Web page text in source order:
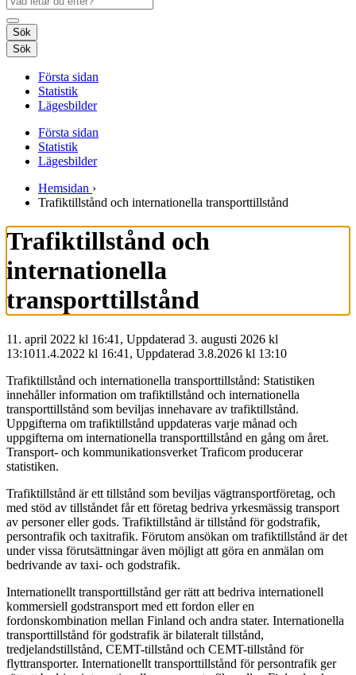
Sök
Sök
Första sidan
Statistik
Lägesbilder
Första sidan
Statistik
Lägesbilder
Hemsidan ›
Trafiktillstånd och internationella transporttillstånd
Trafiktillstånd och
internationella
transporttillstånd
11. april 2022 kl 16:41, Uppdaterad 3. augusti 2026 kl
13:1011.4.2022 kl 16:41 , Uppdaterad 3.8.2026 kl 13:10
Trafiktillstånd och internationella transporttillstånd: Statistiken
innehåller information om trafiktillstånd och internationella
transporttillstånd som beviljas innehavare av trafiktillstånd.
Uppgifterna om trafiktillstånd uppdateras varje månad och
uppgifterna om internationella transporttillstånd en gång om året.
Transport- och kommunikationsverket Traficom producerar
statistiken.
Trafiktillstånd är ett tillstånd som beviljas vägtransportföretag, och
med stöd av tillståndet får ett företag bedriva yrkesmässig transport
av personer eller gods. Trafiktillstånd är tillstånd för godstrafik,
persontrafik och taxitrafik. Förutom ansökan om trafiktillstånd är det
under vissa förutsättningar även möjligt att göra en anmälan om
bedrivande av taxi- och godstrafik.
Internationellt transporttillstånd ger rätt att bedriva internationell
kommersiell godstransport med ett fordon eller en
fordonskombination mellan Finland och andra stater. Internationella
transporttillstånd för godstrafik är bilateralt tillstånd,
tredjelandstillstånd, CEMT-tillstånd och CEMT-tillstånd för
flyttransporter. Internationellt transporttillstånd för persontrafik ger